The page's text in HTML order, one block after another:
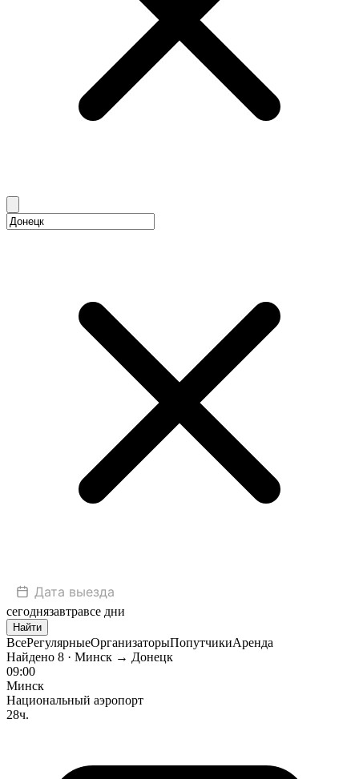
сегоднязавтравсе дни
Найти
ВсеРегулярныеОрганизаторыПопутчикиАренда
Найдено 8 · Минск → Донецк
09:00
Минск
Национальный аэропорт
28ч.